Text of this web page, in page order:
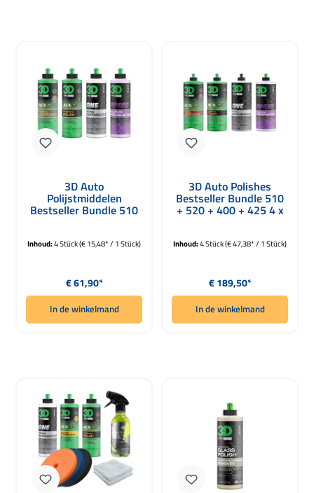
3D Auto
Polijstmiddelen
Bestseller Bundle 510
Inhoud:4 Stück(€ 15,48* / 1 Stück)
Normale prijs:
€ 61,90*
In de winkelmand
3D Auto Polishes
Bestseller Bundle 510
+ 520 + 400 + 425 4 x
Inhoud:4 Stück(€ 47,38* / 1 Stück)
Normale prijs:
€ 189,50*
In de winkelmand